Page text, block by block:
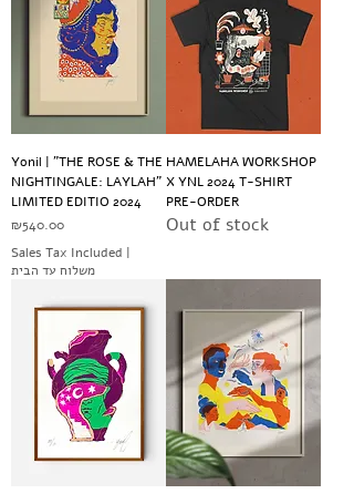
Yonil | "THE ROSE & THE
NIGHTINGALE: LAYLAH"
LIMITED EDITIO 2024
Price
₪540.00
Sales Tax Included |
משלוח עד הבית
HAMELAHA WORKSHOP
X YNL 2024 T-SHIRT
PRE-ORDER
Out of stock